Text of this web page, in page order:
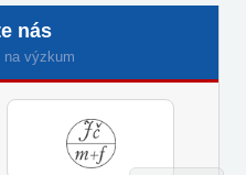
nás
na výzkum